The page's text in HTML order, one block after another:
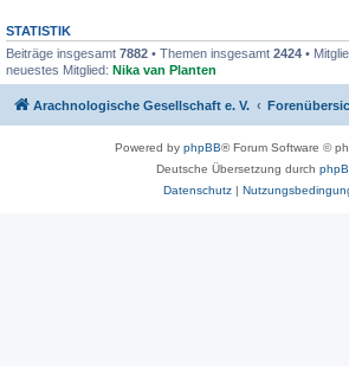
STATISTIK
Beiträge insgesamt 7882 • Themen insgesamt 2424 •
neuestes Mitglied: Nika van Planten
Arachnologische Gesellschaft e. V.
Powered by phpBB® Forum Software ©
Deutsche Übersetzung durch
Datenschutz|